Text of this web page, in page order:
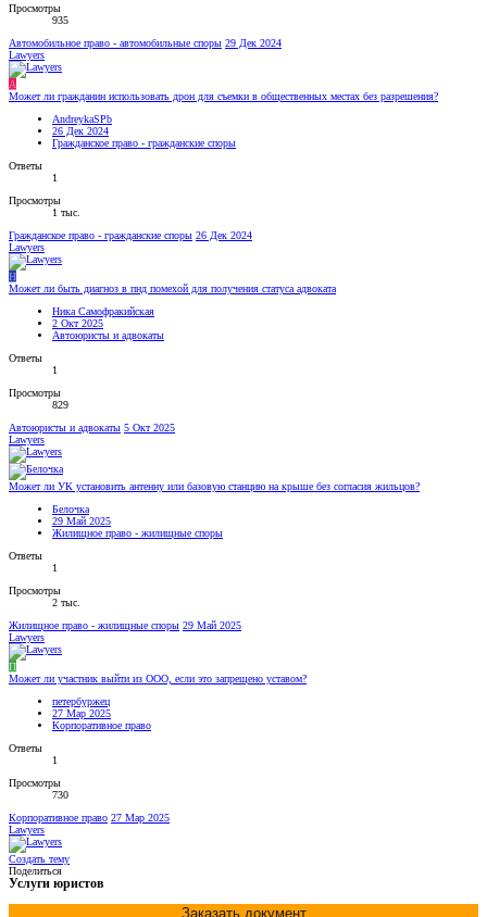
Просмотры
935
Автомобильное право - автомобильные споры 29 Дек 2024
Lawyers
A
Может ли гражданин использовать дрон для съемки в общественных местах без разрешения?
AndreykaSPb
26 Дек 2024
Гражданское право - гражданские споры
Ответы
1
Просмотры
1 тыс.
Гражданское право - гражданские споры 26 Дек 2024
Lawyers
Н
Может ли быть диагноз в пнд помехой для получения статуса адвоката
Ника Самофракийская
2 Окт 2025
Автоюристы и адвокаты
Ответы
1
Просмотры
829
Автоюристы и адвокаты 5 Окт 2025
Lawyers
Может ли УК установить антенну или базовую станцию на крыше без согласия жильцов?
Белочка
29 Май 2025
Жилищное право - жилищные споры
Ответы
1
Просмотры
2 тыс.
Жилищное право - жилищные споры 29 Май 2025
Lawyers
П
Может ли участник выйти из ООО, если это запрещено уставом?
петербуржец
27 Мар 2025
Корпоративное право
Ответы
1
Просмотры
730
Корпоративное право 27 Мар 2025
Lawyers
Создать тему
Поделиться
Услуги юристов
Заказать документ